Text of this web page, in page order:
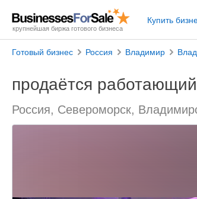
крупнейшая биржа готового бизнеса
Купить
Готовый бизнес Россия Владимир
продаётся
Россия, Североморск,